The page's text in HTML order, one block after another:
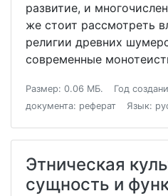
развитие, и
же стоит рассмотреть
религии древних
современные
Размер: 0.06 МБ. Год
документа: реферат
Язык:
Этническая
сущность и